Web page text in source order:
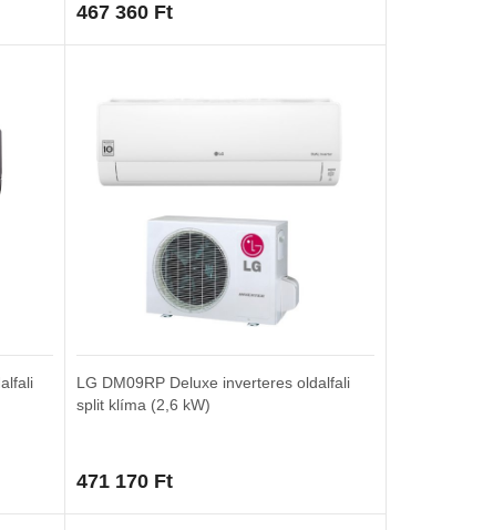
467 360 Ft
LG DM09RP Deluxe inverteres oldalfali
split klíma (2,6 kW)
471 170 Ft